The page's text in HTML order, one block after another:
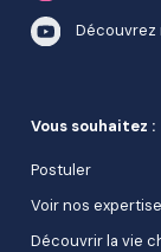
Découvrez
Vous souhaitez :
Postuler
Voir nos
Découvrir la vie